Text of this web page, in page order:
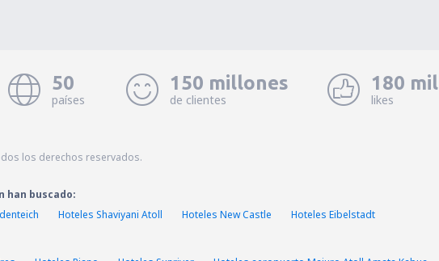
50
países
150 millones
de clientes
180 mil
likes
los derechos reservados.
han buscado:
Hoteles Shaviyani Atoll Hoteles New Castle
Hoteles Eibelstadt